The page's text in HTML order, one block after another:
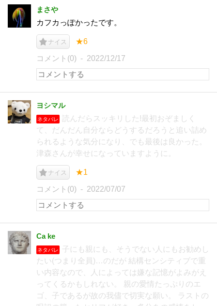
まさや
カフカっぽかったです。
ナイス ★6
コメント(0) 2022/12/17
ヨシマル
ネタバレ
読んだらスッキリした!最初おぞましく
て、だんだん自分ならどうするだろうと追い詰め
られるような気分になり、でも最後は良かった。
津森さんが幸せになっていますように。
ナイス ★1
コメント(0) 2022/07/07
Ca ke
ネタバレ
子にも親にも、そうでない人にもお勧めし
たい(つまり全員)…のだが 結構センシティブで重
い内容なので、人によっては嫌な記憶がよみがえ
ってくるかもしれない。 親の愛情たっぷりのエ
ゴ、子であるが故の我儘で切実な願い。 ラストの